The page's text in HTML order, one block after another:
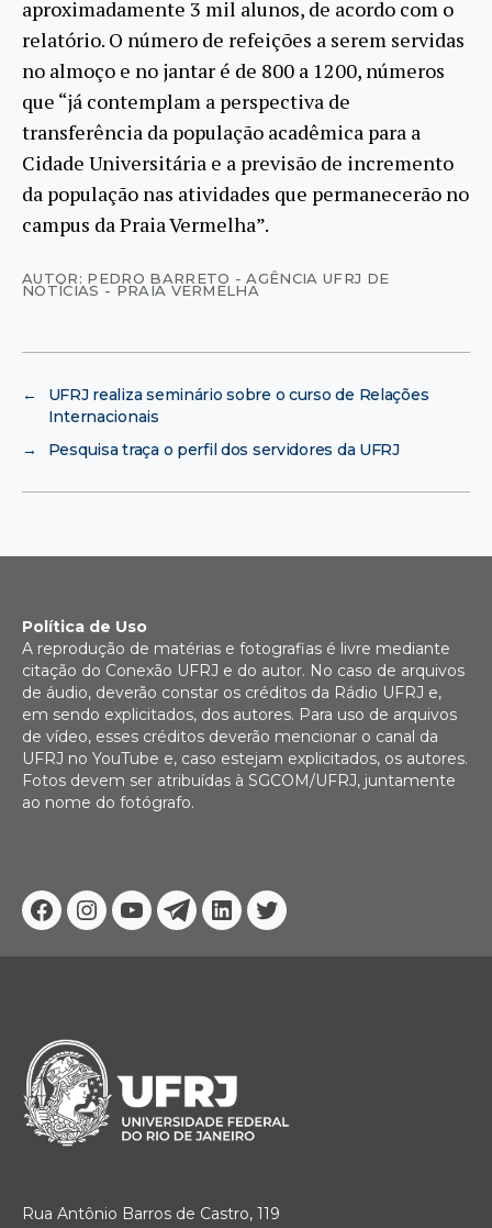
aproximadamente 3 mil alunos, de acordo com o
relatório. O número de refeições a serem servidas
no almoço e no jantar é de 800 a 1200, números
que “já contemplam a perspectiva de
transferência da população acadêmica para a
Cidade Universitária e a previsão de incremento
da população nas atividades que permanecerão no
campus da Praia Vermelha”.
AUTOR: PEDRO BARRETO - AGÊNCIA UFRJ DE
NOTÍCIAS - PRAIA VERMELHA
←
UFRJ realiza seminário sobre o curso de Relações
Internacionais
→
Pesquisa traça o perfil dos servidores da UFRJ
Facebook
Instagram
YoutubeTelegram
Linkedin
Twitter
Política de Uso
A reprodução de matérias e fotografias é livre mediante
citação do Conexão UFRJ e do autor. No caso de arquivos
de áudio, deverão constar os créditos da Rádio UFRJ e,
em sendo explicitados, dos autores. Para uso de arquivos
de vídeo, esses créditos deverão mencionar o canal da
UFRJ no YouTube e, caso estejam explicitados, os autores.
Fotos devem ser atribuídas à SGCOM/UFRJ, juntamente
ao nome do fotógrafo.
Rua Antônio Barros de Castro, 119